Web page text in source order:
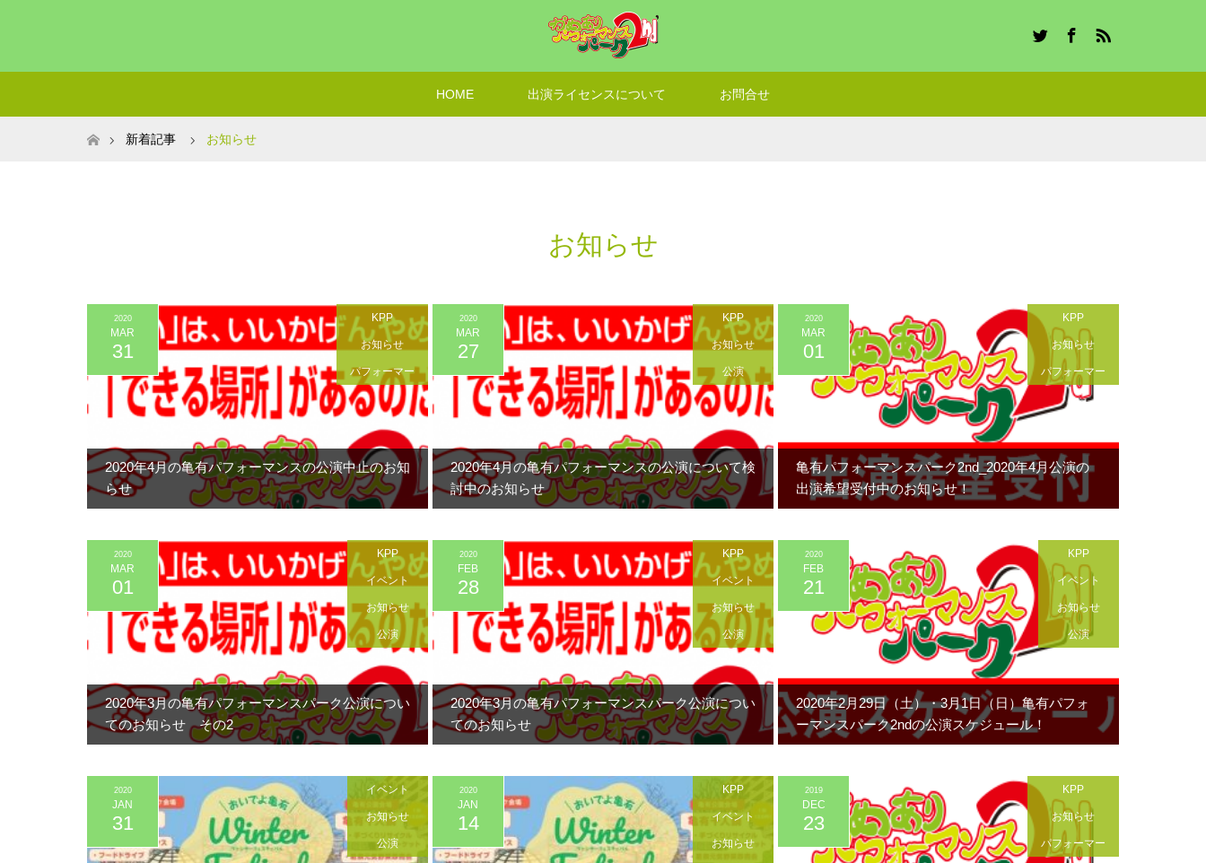
HOME 出演ライセンスについて お問合せ
ホーム新着記事 お知らせ
お知らせ
2020年4月の亀有パフォーマンスの公演中止のお知
らせ
2020
MAR
31
KPP
お知らせ
パフォーマー
2020年4月の亀有パフォーマンスの公演について検
討中のお知らせ
2020
MAR
27
KPP
お知らせ
公演
亀有パフォーマンスパーク2nd_2020年4月公演の
出演希望受付中のお知らせ！
2020
MAR
01
KPP
お知らせ
パフォーマー
2020年3月の亀有パフォーマンスパーク公演につい
てのお知らせ その2
2020
MAR
01
KPP
イベント
お知らせ
公演
2020年3月の亀有パフォーマンスパーク公演につい
てのお知らせ
2020
FEB
28
KPP
イベント
お知らせ
公演
2020年2月29日（土）・3月1日（日）亀有パフォ
ーマンスパーク2ndの公演スケジュール！
2020
FEB
21
KPP
イベント
お知らせ
公演
2020
JAN
31
イベント
お知らせ
公演
2020
JAN
14
KPP
イベント
お知らせ
2019
DEC
23
KPP
お知らせ
パフォーマー